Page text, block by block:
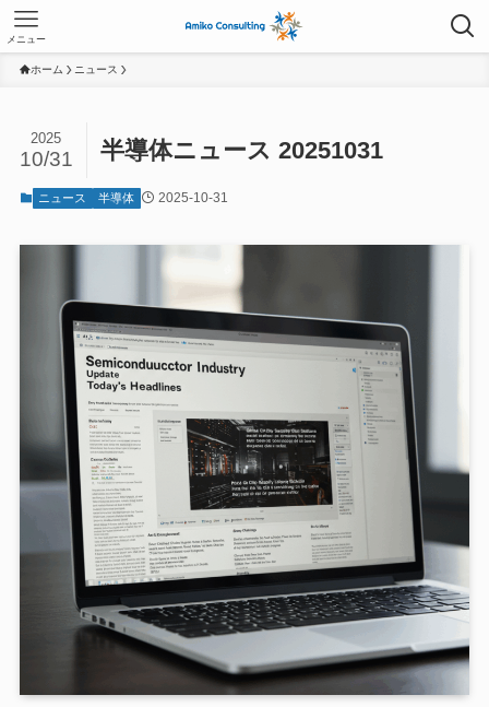
メニュー
ホーム ニュース
半導体ニュース 20251031
2025
10/31
ニュース 半導体 2025-10-31